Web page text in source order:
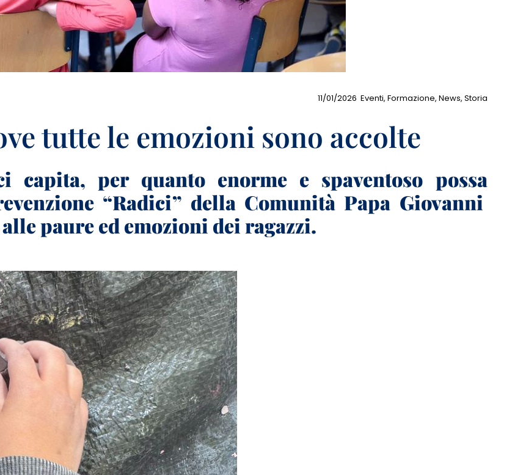
11/01/2026 Eventi, Formazione, News, Storia
tutte le emozioni sono accolte
capita, per quanto enorme e spaventoso possa
“Radici” della Comunità Papa Giovanni
paure ed emozioni dei ragazzi.